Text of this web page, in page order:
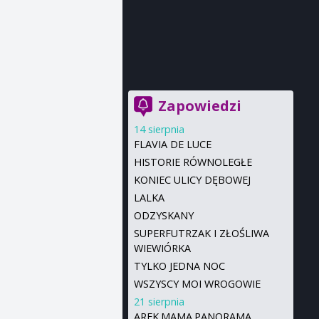
Zapowiedzi
14 sierpnia
FLAVIA DE LUCE
HISTORIE RÓWNOLEGŁE
KONIEC ULICY DĘBOWEJ
LALKA
ODZYSKANY
SUPERFUTRZAK I ZŁOŚLIWA
WIEWIÓRKA
TYLKO JEDNA NOC
WSZYSCY MOI WROGOWIE
21 sierpnia